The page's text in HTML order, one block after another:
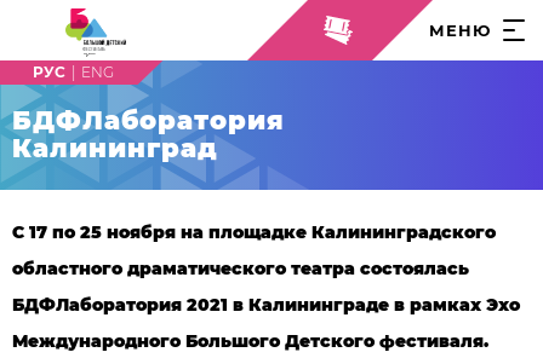
МЕНЮ
БДФЛаборатория
Калининград
С 17 по 25 ноября на площадке Калининградского
областного драматического театра состоялась
БДФЛаборатория 2021 в Калининграде в рамках Эхо
Международного Большого Детского фестиваля.